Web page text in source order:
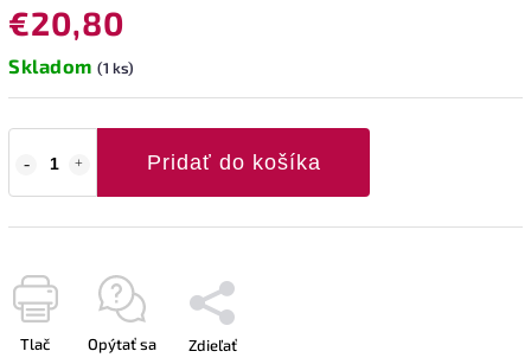
€20,80
Skladom (1 ks)
Pridať do košíka
Tlač Opýtať sa Zdieľať